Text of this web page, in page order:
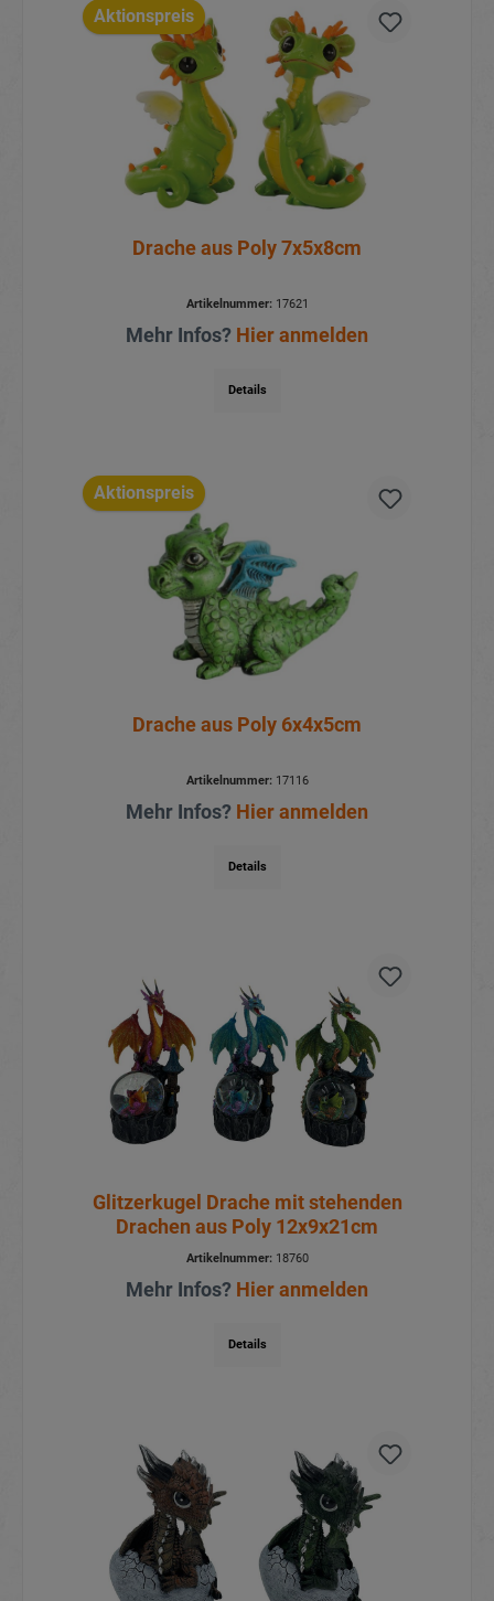
Aktionspreis
Drache aus Poly 7x5x8cm
Artikelnummer:17621
Mehr Infos? Hier anmelden
Details
Aktionspreis
Drache aus Poly 6x4x5cm
Artikelnummer:17116
Mehr Infos? Hier anmelden
Details
Glitzerkugel Drache mit stehenden
Drachen aus Poly 12x9x21cm
Artikelnummer:18760
Mehr Infos? Hier anmelden
Details